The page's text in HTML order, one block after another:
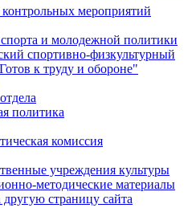
контрольных мероприятий
и молодежной политики
спортивно-физкультурный
к труду и обороне"
политика
комиссия
учреждения культуры
методические материалы
страницу сайта